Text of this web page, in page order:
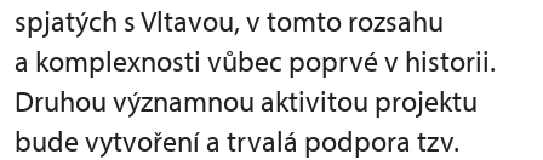
spjatých s Vltavou, v tomto rozsahu
a komplexnosti vůbec poprvé v historii.
Druhou významnou aktivitou projektu
bude vytvoření a trvalá podpora tzv.